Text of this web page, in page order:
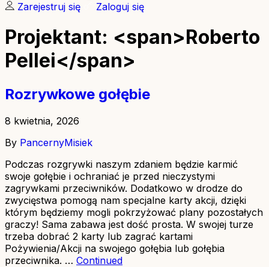
Zarejestruj się Zaloguj się
Projektant: <span>Roberto
Pellei</span>
Rozrywkowe gołębie
8 kwietnia, 2026
By PancernyMisiek
Podczas rozgrywki naszym zdaniem będzie karmić
swoje gołębie i ochraniać je przed nieczystymi
zagrywkami przeciwników. Dodatkowo w drodze do
zwycięstwa pomogą nam specjalne karty akcji, dzięki
którym będziemy mogli pokrzyżować plany pozostałych
graczy! Sama zabawa jest dość prosta. W swojej turze
trzeba dobrać 2 karty lub zagrać kartami
Pożywienia/Akcji na swojego gołębia lub gołębia
przeciwnika. … Continued